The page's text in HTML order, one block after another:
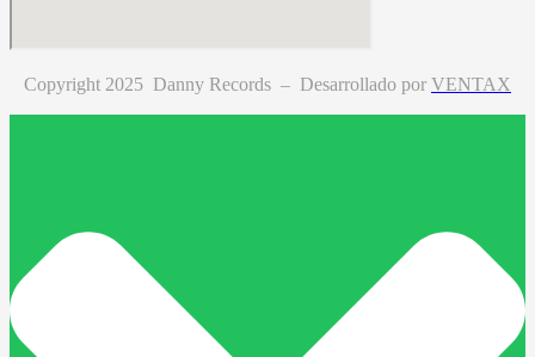
Copyright 2025 Danny Records – Desarrollado por VENTAX